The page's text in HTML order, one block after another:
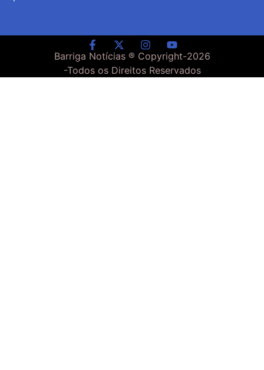
Barriga Notícias ® Copyright-2026
-Todos os Direitos Reservados